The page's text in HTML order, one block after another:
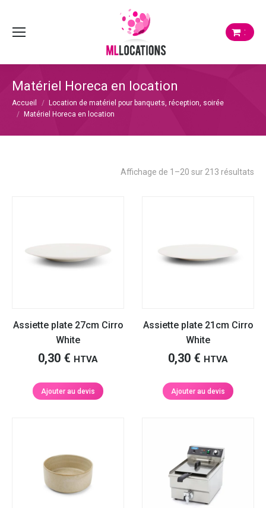
:
Matériel Horeca en location
Vous êtes ici :
Accueil
Location de matériel pour banquets, réception, soirée
Matériel Horeca en location
Affichage de 1–20 sur 213 résultats
Assiette plate 27cm Cirro
White
0,30 € HTVA
Ajouter au devis
Assiette plate 21cm Cirro
White
0,30 € HTVA
Ajouter au devis